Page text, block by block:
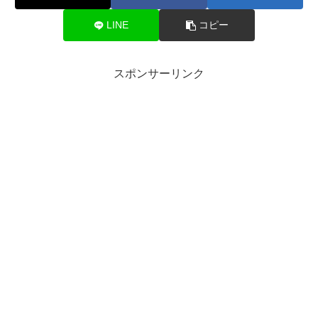
LINE コピー
スポンサーリンク